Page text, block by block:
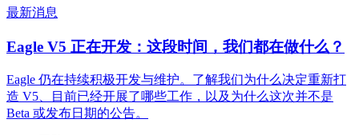
最新消息
Eagle V5 正在开发：这段时间，我们都在做什么？
Eagle 仍在持续积极开发与维护。了解我们为什么决定重新打
造 V5、目前已经开展了哪些工作，以及为什么这次并不是
Beta 或发布日期的公告。